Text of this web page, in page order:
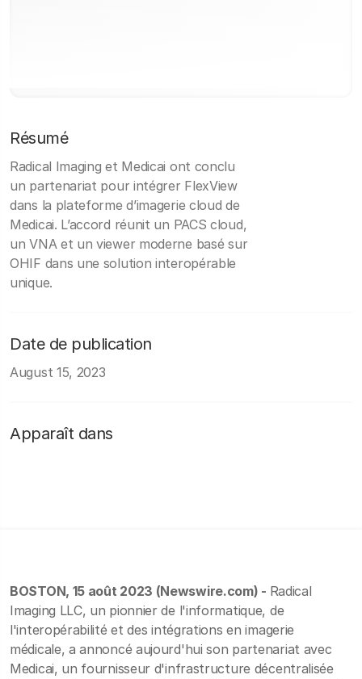
Résumé
Radical Imaging et Medicai ont conclu
un partenariat pour intégrer FlexView
dans la plateforme d’imagerie cloud de
Medicai. L’accord réunit un PACS cloud,
un VNA et un viewer moderne basé sur
OHIF dans une solution interopérable
unique.
Date de publication
August 15, 2023
Apparaît dans
BOSTON, 15 août 2023 (Newswire.com) - Radical
Imaging LLC, un pionnier de l'informatique, de
l'interopérabilité et des intégrations en imagerie
médicale, a annoncé aujourd'hui son partenariat avec
Medicai, un fournisseur d'infrastructure décentralisée